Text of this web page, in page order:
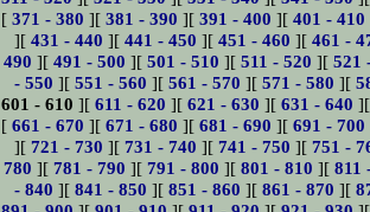
[ 371 - 380 ][ 381 - 390 ][ 391 - 400 ][ 401 - 410
][ 431 - 440 ][ 441 - 450 ][ 451 - 460 ][ 461 -
490 ][ 491 - 500 ][ 501 - 510 ][ 511 - 520 ][ 521
- 550 ][ 551 - 560 ][ 561 - 570 ][ 571 - 580 ][
601 - 610 ][ 611 - 620 ][ 621 - 630 ][ 631 - 640
[ 661 - 670 ][ 671 - 680 ][ 681 - 690 ][ 691 - 700
][ 721 - 730 ][ 731 - 740 ][ 741 - 750 ][ 751 -
780 ][ 781 - 790 ][ 791 - 800 ][ 801 - 810 ][ 811
- 840 ][ 841 - 850 ][ 851 - 860 ][ 861 - 870 ][